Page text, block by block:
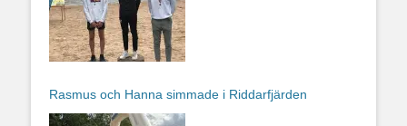
Rasmus och Hanna simmade i Riddarfjärden